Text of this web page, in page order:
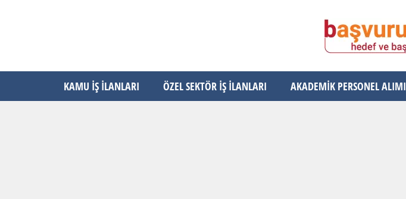
KAMU İŞ İLANLARI ÖZEL SEKTÖR İŞ İLANLARI AKADEMİK PERSONEL ALIMI